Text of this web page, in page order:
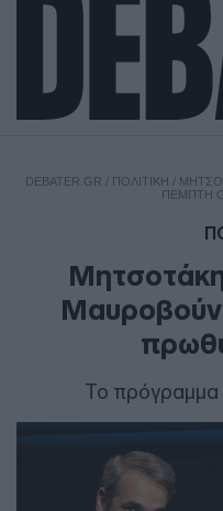
DEBATER.GR / ΠΟΛΙΤΙΚΗ /
ΠΈΜΠΤΗ
Το